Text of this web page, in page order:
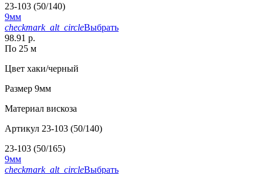
23-103 (50/140)
9мм
checkmark_alt_circleВыбрать
98.91 р.
По 25 м
Цвет хаки/черный
Размер 9мм
Материал вискоза
Артикул 23-103 (50/140)
23-103 (50/165)
9мм
checkmark_alt_circleВыбрать